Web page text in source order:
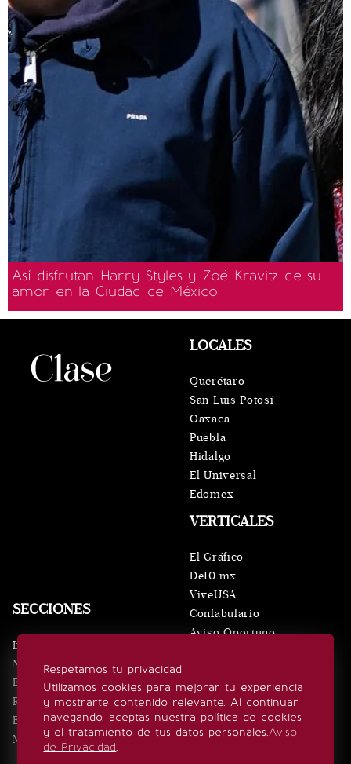
Así disfrutan Harry Styles y Zoë Kravitz de su
amor en la Ciudad de México
Respetamos tu privacidad
Utilizamos cookies para mejorar tu experiencia
y mostrarte contenido relevante. Al continuar
navegando, aceptas nuestra política de cookies
y el tratamiento de tus datos personales.Aviso
de Privacidad.
SECCIONES
Inicio
Noticias
Eventos
Realeza
Estilo de vida
Minuto x Minuto
VERTICALES
El Gráfico
De10.mx
ViveUSA
Confabulario
Aviso Oportuno
LOCALES
Querétaro
San Luis Potosí
Oaxaca
Puebla
Hidalgo
El Universal
Edomex
SÍGUENOS